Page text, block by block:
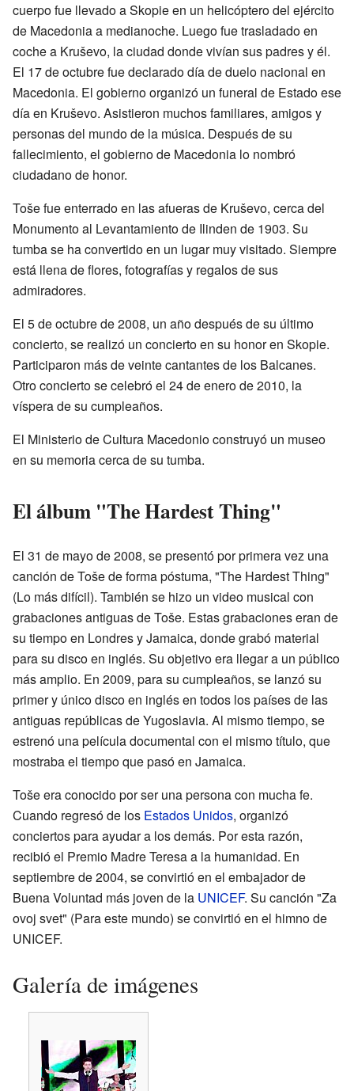
cuerpo fue llevado a Skopie en un helicóptero del ejército
de Macedonia a medianoche. Luego fue trasladado en
coche a Kruševo, la ciudad donde vivían sus padres y él.
El 17 de octubre fue declarado día de duelo nacional en
Macedonia. El gobierno organizó un funeral de Estado ese
día en Kruševo. Asistieron muchos familiares, amigos y
personas del mundo de la música. Después de su
fallecimiento, el gobierno de Macedonia lo nombró
ciudadano de honor.
Toše fue enterrado en las afueras de Kruševo, cerca del
Monumento al Levantamiento de Ilinden de 1903. Su
tumba se ha convertido en un lugar muy visitado. Siempre
está llena de flores, fotografías y regalos de sus
admiradores.
El 5 de octubre de 2008, un año después de su último
concierto, se realizó un concierto en su honor en Skopie.
Participaron más de veinte cantantes de los Balcanes.
Otro concierto se celebró el 24 de enero de 2010, la
víspera de su cumpleaños.
El Ministerio de Cultura Macedonio construyó un museo
en su memoria cerca de su tumba.
El álbum "The Hardest Thing"
El 31 de mayo de 2008, se presentó por primera vez una
canción de Toše de forma póstuma, "The Hardest Thing"
(Lo más difícil). También se hizo un video musical con
grabaciones antiguas de Toše. Estas grabaciones eran de
su tiempo en Londres y Jamaica, donde grabó material
para su disco en inglés. Su objetivo era llegar a un público
más amplio. En 2009, para su cumpleaños, se lanzó su
primer y único disco en inglés en todos los países de las
antiguas repúblicas de Yugoslavia. Al mismo tiempo, se
estrenó una película documental con el mismo título, que
mostraba el tiempo que pasó en Jamaica.
Toše era conocido por ser una persona con mucha fe.
Cuando regresó de los Estados Unidos, organizó
conciertos para ayudar a los demás. Por esta razón,
recibió el Premio Madre Teresa a la humanidad. En
septiembre de 2004, se convirtió en el embajador de
Buena Voluntad más joven de la UNICEF. Su canción "Za
ovoj svet" (Para este mundo) se convirtió en el himno de
UNICEF.
Galería de imágenes